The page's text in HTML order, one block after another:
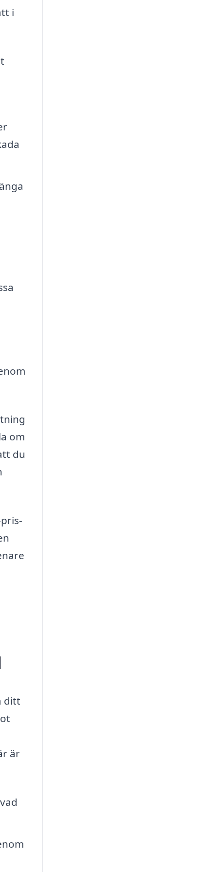
i
om
du
ditt
är